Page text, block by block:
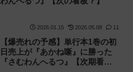
2026.01.15 2026.05.08 11
【爆売れの予感】単行本1巻の初
日売上が『あかね噺』に勝った
『さむわんへるつ』【次期看